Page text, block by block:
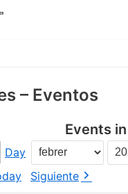
– Eventos
Events
Day
Month
Year
Siguiente